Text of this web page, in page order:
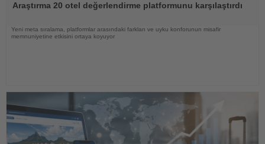
Araştırma 20 otel değerlendirme platformunu karşılaştırdı
Yeni meta sıralama, platformlar arasındaki farkları ve uyku konforunun misafir
memnuniyetine etkisini ortaya koyuyor